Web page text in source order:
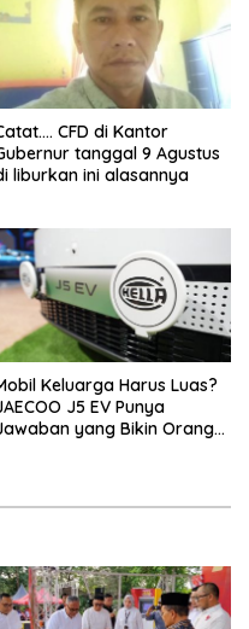
CFD di Kantor
tanggal 9 Agustus
liburkan ini alasannya
Keluarga Harus Luas?
J5 EV Punya
yang Bikin Orang